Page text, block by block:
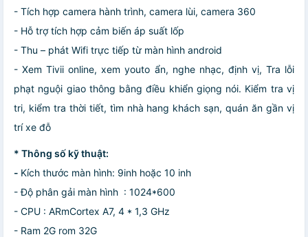
- Tích hợp camera hành trình, camera lùi, camera 360
- Hỗ trợ tích hợp cảm biến áp suất lốp
- Thu – phát Wifi trực tiếp từ màn hình android
- Xem Tivii online, xem youto ẩn, nghe nhạc, định vị, Tra lỗi
phạt nguội giao thông bằng điều khiển giọng nói. Kiểm tra vị
tri, kiểm tra thời tiết, tìm nhà hang khách sạn, quán ăn gần vị
trí xe đỗ
* Thông số kỹ thuật:
- Kích thước màn hình: 9inh hoặc 10 inh
- Độ phân gải màn hình : 1024*600
- CPU : ARmCortex A7, 4 * 1,3 GHz
- Ram 2G rom 32G